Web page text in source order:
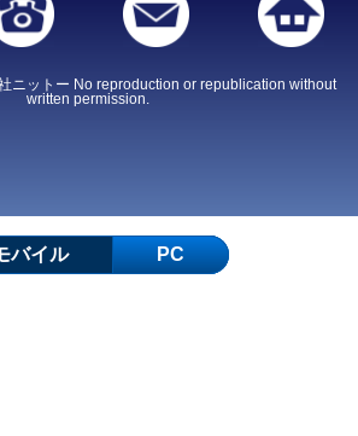
ニットー No reproduction or republication without
written permission.
バイル PC